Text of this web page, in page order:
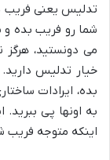
تدلیس یعنی فریب
شما رو فریب بده
می دونستید،
خیار تدلیس
بده، ایرادات
به اونها پی
اینکه متوجه فریب